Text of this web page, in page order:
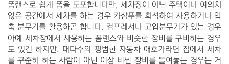
폼랜스로 쉽게 폼을 도포합니다만, 세차장이 아닌 주택이나 여의치
않은 공간에서 세차를 하는 경우 카샴푸를 희석하여 사용하거나 압
축 분무기를 활용하곤 합니다. 컴프레서나 고압분무기가 있는 경우
아예 세차장에서 사용하는 폼랜스와 비슷한 장비를 구비하는 경우
도 있긴 하지만, 대다수의 평범한 자동차 애호가라면 집에서 세차
를 꾸준히 하는 사람이 아닌 이상 비싼 장비를 들여놓는 경우는 거